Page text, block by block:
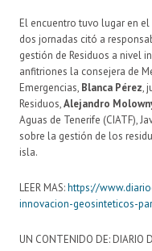
El encuentro tuvo lugar en
dos jornadas citó a
gestión de Residuos a nivel
anfitriones la consejera de
Emergencias, Blanca Pérez,
Residuos,Alejandro
Aguas de Tenerife (CIATF),
sobre la gestión de los
isla.
LEER MAS:https://
innovacion-geosinteticos-
UN CONTENIDO DE: DIARIO